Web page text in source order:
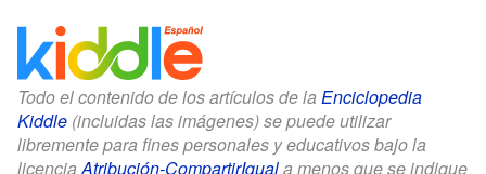
Todo el contenido de los artículos de la Enciclopedia
Kiddle (incluidas las imágenes) se puede utilizar
libremente para fines personales y educativos bajo la
licenciaAtribución-CompartirIguala menos que se indique